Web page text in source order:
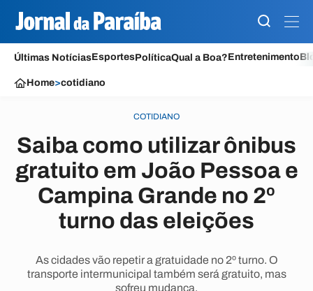
Últimas NotíciasEsportesPolíticaQual a Boa?Entretenimento
Home>cotidiano
COTIDIANO
Saiba como utilizar ônibus
gratuito em João Pessoa e
Campina Grande no 2º
turno das eleições
As cidades vão repetir a gratuidade no 2º turno. O
transporte intermunicipal também será gratuito, mas
sofreu mudança.